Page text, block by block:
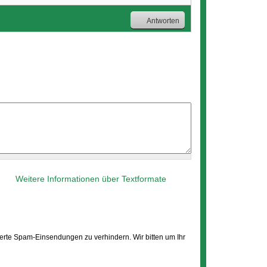
Antworten
Weitere Informationen über Textformate
Spam-Einsendungen zu verhindern. Wir bitten um Ihr